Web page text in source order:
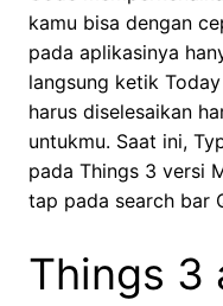
kamu bisa dengan
pada aplikasinya
langsung ketik
harus diselesaikan
untukmu. Saat ini,
pada Things 3 versi
tap pada search bar
Things 3